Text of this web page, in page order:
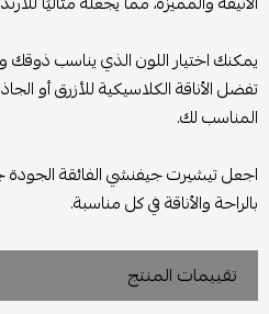
يمكنك اختيار اللون الذي يناسب
تفضل الأناقة الكلاسيكية للأزرق أو
المناسب لك.
اجعل تيشيرت جيفنشي الفائقة
بالراحة والأناقة في كل مناسبة.
تقييمات المنتج